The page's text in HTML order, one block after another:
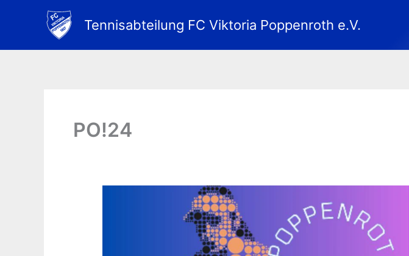
Tennisabteilung FC Viktoria Poppenroth e.V.
PO!24